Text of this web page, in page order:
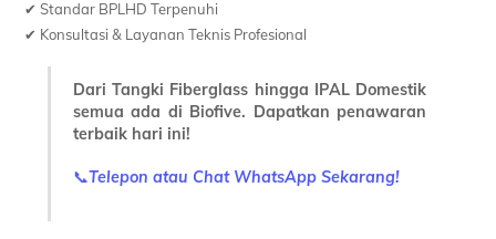
✔ Standar BPLHD Terpenuhi
✔ Konsultasi & Layanan Teknis Profesional
Dari Tangki Fiberglass hingga IPAL Domestik
semua ada di Biofive. Dapatkan penawaran
terbaik hari ini!
📞Telepon atau Chat WhatsApp Sekarang!